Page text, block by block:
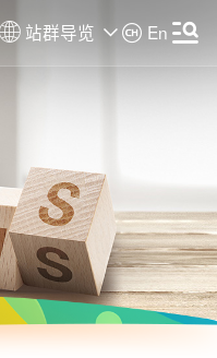
站群导览 En